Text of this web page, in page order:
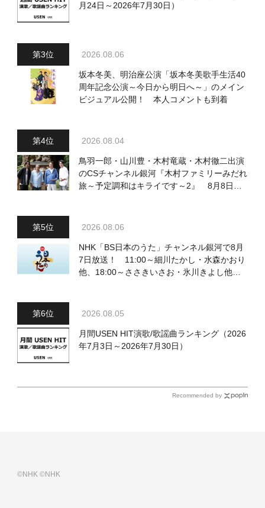
月24日～2026年7月30日）
2026.08.06
坂本冬美、明治座公演「坂本冬美歌手生活40
周年記念公演～今日から明日へ～」のメイン
ビジュアル公開！ 本人コメントも到着
2026.08.04
鳥羽一郎・山川豊・木村竜蔵・木村徹二出演
のCSチャンネル銀河『木村ファミリーみだれ
旅～予定調和はキライです～2』 8月8日
2026.08.06
NHK「BS日本のうた」チャンネル銀河で8月
7日放送！ 11:00～細川たかし・水森かおり
他、18:00～ささきいさお・氷川きよし他登
2026.08.05
月間USEN HIT演歌/歌謡曲ランキング（2026
年7月3日～2026年7月30日）
Recommended by
©NHK©NHK